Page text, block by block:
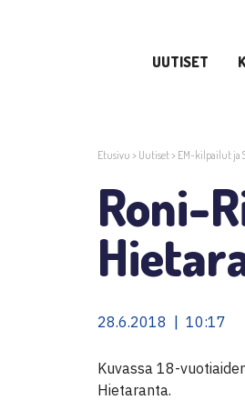
UUTISET
Etusivu > Uutiset> EM-kilpailut ja
Roni-
28.6.2018 | 10:17
Kuvassa 18-
Hietaranta.